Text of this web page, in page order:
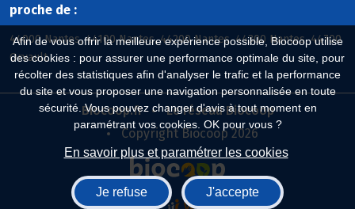
Afin de vous offrir la meilleure expérience possible, Biocoop utilise
des cookies : pour assurer une performance optimale du site, pour
récolter des statistiques afin d'analyser le trafic et la performance
du site et vous proposer une navigation personnalisée en toute
sécurité. Vous pouvez changer d'avis à tout moment en
paramétrant vos cookies. OK pour vous ?
En savoir plus et paramétrer les cookies
Je refuse J'accepte
proche de :
44000 Nantes, 44100 Nantes, 44200 Nantes, 44300 Nantes, 44700
Orvault
Biocoop.fr
Le réseau Biocoop
Copyright Biocoop 2026